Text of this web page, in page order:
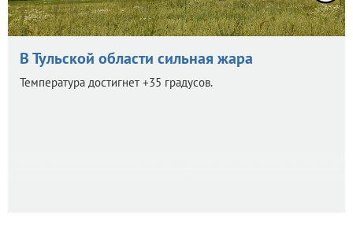
В Тульской области сильная жара
Температура достигнет +35 градусов.